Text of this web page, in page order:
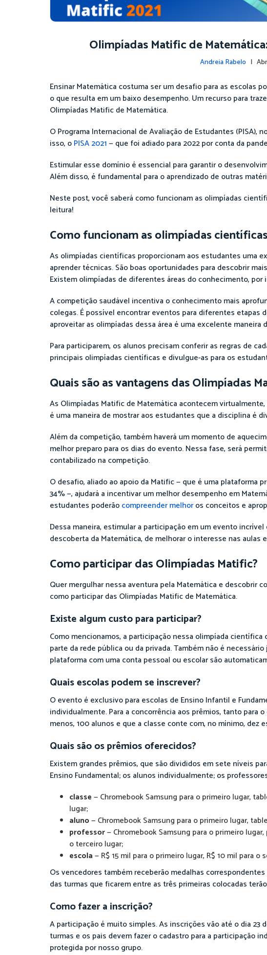
Olimpíadas Matific de
Andreia Rabelo |
Ensinar Matemática costuma ser um desafio para as escolas
o que resulta em um baixo desempenho. Um recurso para
Olimpíadas Matific de Matemática.
O Programa Internacional de Avaliação de Estudantes
isso, oPISA 2021— que foi adiado para 2022 por conta da
Estimular esse domínio é essencial para garantir o
Além disso, é fundamental para o aprendizado de outras
Neste post, você saberá como funcionam as olimpíadas
leitura!
Como funcionam as olimpíadas
As olimpíadas científicas proporcionam aos estudantes uma
aprender técnicas. São boas oportunidades para descobrir
Existem olimpíadas de diferentes áreas do conhecimento,
A competição saudável incentiva o conhecimento mais
colegas. É possível encontrar eventos para diferentes etapas
aproveitar as olimpíadas dessa área é uma excelente maneira
Para participarem, os alunos precisam conferir as regras de
principais olimpíadas científicas e divulgue-as para os
Quais são as vantagens das Olimpíadas
As Olimpíadas Matific de Matemática acontecem
é uma maneira de mostrar aos estudantes que a disciplina é
Além da competição, também haverá um momento de
melhor preparo para os dias do evento. Nessa fase, será
contabilizado na competição.
O desafio, aliado ao apoio da Matific — que é uma plataforma
34% —, ajudará a incentivar um melhor desempenho em
estudantes poderãocompreender melhoros conceitos e
Dessa maneira, estimular a participação em um evento
descoberta da Matemática, de melhorar o interesse nas aulas
Como participar das Olimpíadas Matific?
Quer mergulhar nessa aventura pela Matemática e descobrir
como participar das Olimpíadas Matific de Matemática.
Existe algum custo para participar?
Como mencionamos, a participação nessa olimpíada
parte da rede pública ou da privada. Também não é
plataforma com uma conta pessoal ou escolar são
Quais escolas podem se inscrever?
O evento é exclusivo para escolas de Ensino Infantil e
individualmente. Para a concorrência aos prêmios, tanto
menos, 100 alunos e que a classe conte com, no mínimo, dez
Quais são os prêmios oferecidos?
Existem grandes prêmios, que são divididos em sete níveis
Ensino Fundamental; os alunos individualmente; os
classe— Chromebook Samsung para o primeiro lugar,
lugar;
aluno— Chromebook Samsung para o primeiro lugar,
professor— Chromebook Samsung para o primeiro
o terceiro lugar;
escola— R$ 15 mil para o primeiro lugar, R$ 10 mil para
Os vencedores também receberão medalhas
das turmas que ficarem entre as três primeiras colocadas
Como fazer a inscrição?
A participação é muito simples. As inscrições vão até o dia
turmas e os pais devem fazer o cadastro para a participação
protegida por nosso grupo.